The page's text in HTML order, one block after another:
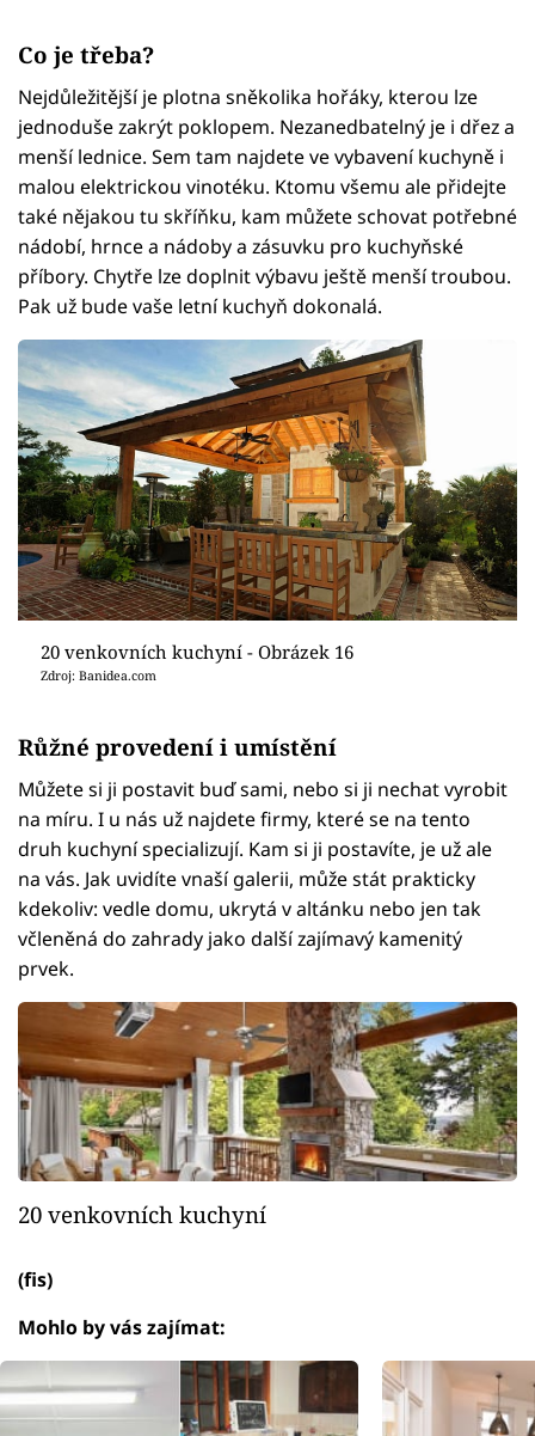
Co je třeba?
Nejdůležitější je plotna sněkolika hořáky, kterou lze
jednoduše zakrýt poklopem. Nezanedbatelný je i dřez a
menší lednice. Sem tam najdete ve vybavení kuchyně i
malou elektrickou vinotéku. Ktomu všemu ale přidejte
také nějakou tu skříňku, kam můžete schovat potřebné
nádobí, hrnce a nádoby a zásuvku pro kuchyňské
příbory. Chytře lze doplnit výbavu ještě menší troubou.
Pak už bude vaše letní kuchyň dokonalá.
20 venkovních kuchyní - Obrázek 16
Zdroj: Banidea.com
Růžné provedení i umístění
Můžete si ji postavit buď sami, nebo si ji nechat vyrobit
na míru. I u nás už najdete firmy, které se na tento
druh kuchyní specializují. Kam si ji postavíte, je už ale
na vás. Jak uvidíte vnaší galerii, může stát prakticky
kdekoliv: vedle domu, ukrytá v altánku nebo jen tak
včleněná do zahrady jako další zajímavý kamenitý
prvek.
20 venkovních kuchyní
(fis)
Mohlo by vás zajímat: